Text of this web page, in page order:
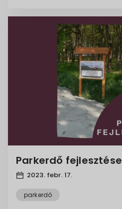
Parkerdő fejlesztése
2023. febr. 17.
parkerdő